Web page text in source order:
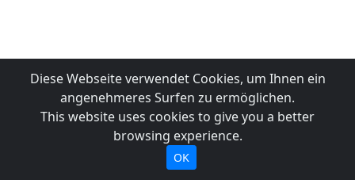
Diese Webseite verwendet Cookies, um Ihnen ein
angenehmeres Surfen zu ermöglichen.
This website uses cookies to give you a better
browsing experience.
OK